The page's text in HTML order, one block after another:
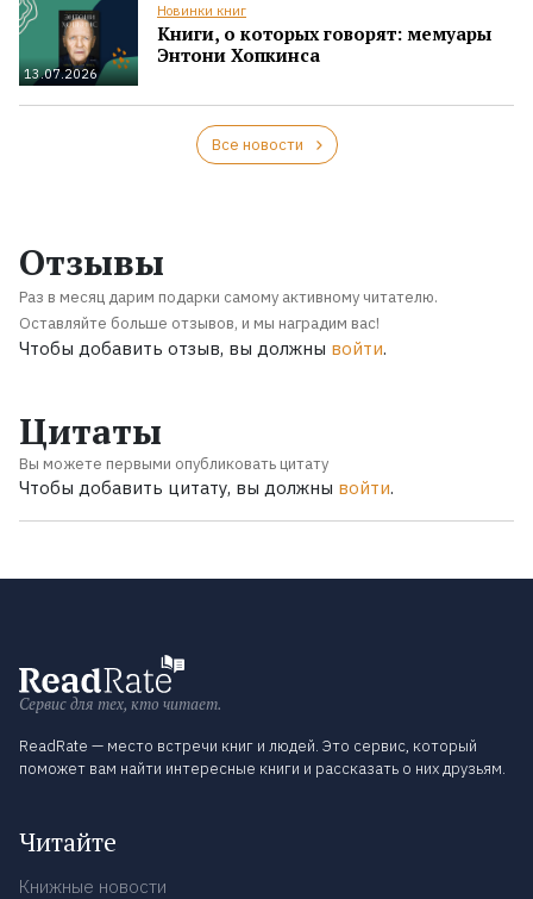
13.07.2026
Новинки книг
Книги, о которых говорят: мемуары
Энтони Хопкинса
Все новости
Отзывы
Раз в месяц дарим подарки самому активному читателю.
Оставляйте больше отзывов, и мы наградим вас!
Чтобы добавить отзыв, вы должны войти.
Цитаты
Вы можете первыми опубликовать цитату
Чтобы добавить цитату, вы должны войти.
Сервис для тех, кто читает.
ReadRate — место встречи книг и людей. Это сервис, который
поможет вам найти интересные книги и рассказать о них друзьям.
Читайте
Книжные новости